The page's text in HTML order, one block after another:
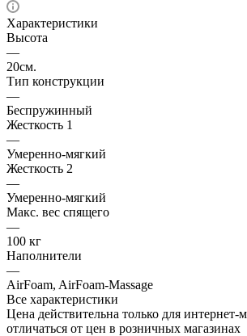
Характеристики
Высота
—
20см.
Тип конструкции
—
Беспружинный
Жесткость 1
—
Умеренно-мягкий
Жесткость 2
—
Умеренно-мягкий
Макс. вес спящего
—
100 кг
Наполнители
—
AirFoam, AirFoam-Massage
Все характеристики
Цена действительна только для интернет-
отличаться от цен в розничных магазинах